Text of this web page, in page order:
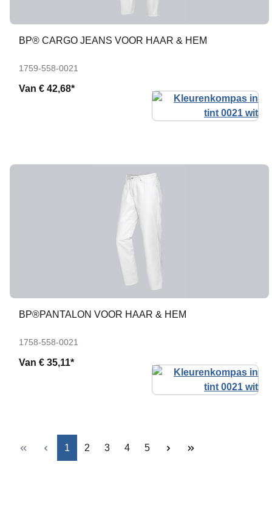
BP® CARGO JEANS VOOR HAAR & HEM
1759-558-0021
Van € 42,68*
BP®PANTALON VOOR HAAR & HEM
1758-558-0021
Van € 35,11*
Pagina
1 Pagina
2 Pagina
3 Pagina
4 Pagina
5